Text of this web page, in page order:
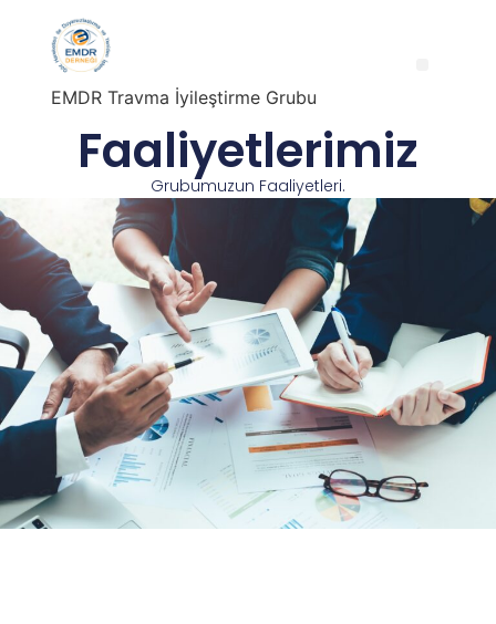
EMDR Travma İyileştirme Grubu
Faaliyetlerimiz
Grubumuzun Faaliyetleri.